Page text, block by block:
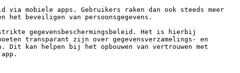
via mobiele apps. Gebruikers raken dan ook steeds meer
het beveiligen van persoonsgegevens.
gegevensbeschermingsbeleid. Het is hierbij
transparant zijn over gegevensverzamelings- en
kan helpen bij het opbouwen van vertrouwen met